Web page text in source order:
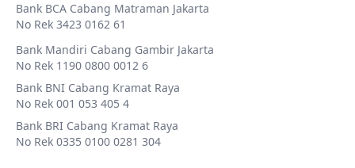
Bank BCA Cabang Matraman Jakarta
No Rek 3423 0162 61
Bank Mandiri Cabang Gambir Jakarta
No Rek 1190 0800 0012 6
Bank BNI Cabang Kramat Raya
No Rek 001 053 405 4
Bank BRI Cabang Kramat Raya
No Rek 0335 0100 0281 304